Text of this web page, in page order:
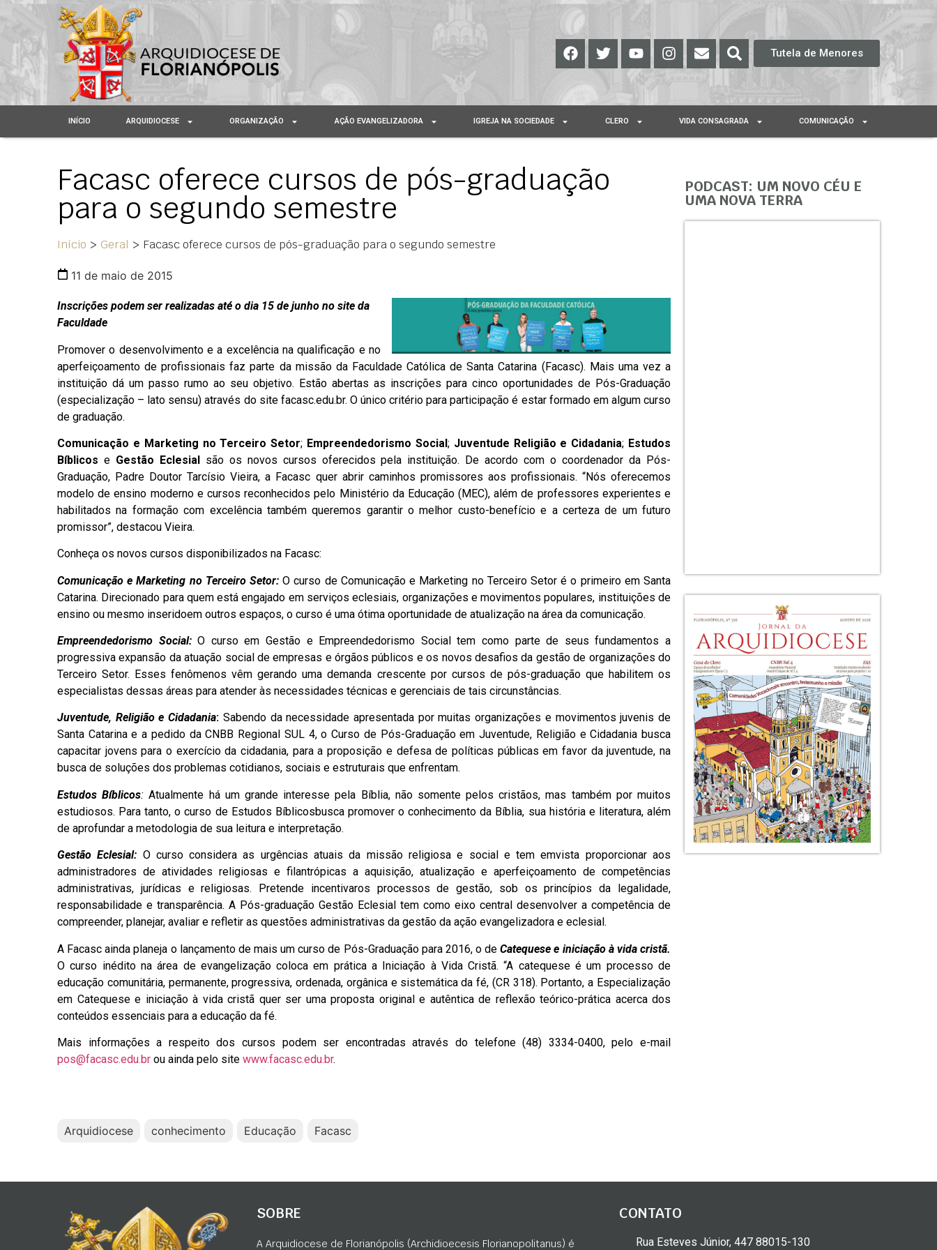
Tutela de Menores
INÍCIO ARQUIDIOCESE ORGANIZAÇÃO AÇÃO EVANGELIZADORA IGREJA NA SOCIEDADE CLERO VIDA CONSAGRADA COMUNICAÇÃO
Facasc oferece cursos de pós-graduação
para o segundo semestre
Início > Geral > Facasc oferece cursos de pós-graduação para o segundo semestre
11 de maio de 2015
Inscrições podem ser realizadas até o dia 15 de junho no site da
Faculdade
Promover o desenvolvimento e a excelência na qualificação e no
aperfeiçoamento de profissionais faz parte da missão da Faculdade Católica de Santa Catarina (Facasc). Mais uma vez a
instituição dá um passo rumo ao seu objetivo. Estão abertas as inscrições para cinco oportunidades de Pós-Graduação
(especialização – lato sensu) através do site facasc.edu.br. O único critério para participação é estar formado em algum curso
de graduação.
Comunicação e Marketing no Terceiro Setor; Empreendedorismo Social; Juventude Religião e Cidadania; Estudos
Bíblicos e Gestão Eclesialsão os novos cursos oferecidos pela instituição. De acordo com o coordenador da Pós-
Graduação, Padre Doutor Tarcísio Vieira, a Facasc quer abrir caminhos promissores aos profissionais. “Nós oferecemos
modelo de ensino moderno e cursos reconhecidos pelo Ministério da Educação (MEC), além de professores experientes e
habilitados na formação com excelência também queremos garantir o melhor custo-benefício e a certeza de um futuro
promissor”, destacou Vieira.
Conheça os novos cursos disponibilizados na Facasc:
Comunicação e Marketing no Terceiro Setor:O curso de Comunicação e Marketing no Terceiro Setor é o primeiro em Santa
Catarina. Direcionado para quem está engajado em serviços eclesiais, organizações e movimentos populares, instituições de
ensino ou mesmo inseridoem outros espaços, o curso é uma ótima oportunidade de atualização na área da comunicação.
Empreendedorismo Social:O curso em Gestão e Empreendedorismo Social tem como parte de seus fundamentos a
progressiva expansão da atuação social de empresas e órgãos públicos e os novos desafios da gestão de organizações do
Terceiro Setor. Esses fenômenos vêm gerando uma demanda crescente por cursos de pós-graduação que habilitem os
especialistas dessas áreas para atender às necessidades técnicas e gerenciais de tais circunstâncias.
Juventude, Religião e Cidadania: Sabendo da necessidade apresentada por muitas organizações e movimentos juvenis de
Santa Catarina e a pedido da CNBB Regional SUL 4, o Curso de Pós-Graduação em Juventude, Religião e Cidadania busca
capacitar jovens para o exercício da cidadania, para a proposição e defesa de políticas públicas em favor da juventude, na
busca de soluções dos problemas cotidianos, sociais e estruturais que enfrentam.
Estudos Bíblicos:Atualmente há um grande interesse pela Bíblia, não somente pelos cristãos, mas também por muitos
estudiosos. Para tanto, o curso de Estudos Bíblicosbusca promover o conhecimento da Bíblia, sua história e literatura, além
de aprofundar a metodologia de sua leitura e interpretação.
Gestão Eclesial: O curso considera as urgências atuais da missão religiosa e social e tem emvista proporcionar aos
administradores de atividades religiosas e filantrópicas a aquisição, atualização e aperfeiçoamento de competências
administrativas, jurídicas e religiosas. Pretende incentivaros processos de gestão, sob os princípios da legalidade,
responsabilidade e transparência. A Pós-graduação Gestão Eclesial tem como eixo central desenvolver a competência de
compreender, planejar, avaliar e refletir as questões administrativas da gestão da ação evangelizadora e eclesial.
A Facasc ainda planeja o lançamento de mais um curso de Pós-Graduação para 2016, o deCatequese e iniciação à vida cristã.
O curso inédito na área de evangelização coloca em prática a Iniciação à Vida Cristã. “A catequese é um processo de
educação comunitária, permanente, progressiva, ordenada, orgânica e sistemática da fé, (CR 318). Portanto, a Especialização
em Catequese e iniciação à vida cristã quer ser uma proposta original e autêntica de reflexão teórico-prática acerca dos
conteúdos essenciais para a educação da fé.
Mais informações a respeito dos cursos podem ser encontradas através do telefone (48) 3334-0400, pelo e-mail
pos@facasc.edu.br ou ainda pelo site www.facasc.edu.br.
Arquidiocese conhecimento Educação Facasc
PODCAST: UM NOVO CÉU E
UMA NOVA TERRA
SOBRE
A Arquidiocese de Florianópolis (Archidioecesis Florianopolitanus) é
CONTATO
Rua Esteves Júnior, 447 88015-130